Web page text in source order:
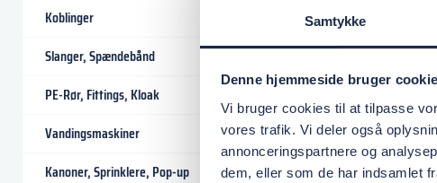
Samtykke
Denne hjemmeside bruger
Vi bruger cookies til at tilpasse
vores trafik. Vi deler også
annonceringspartnere og
dem, eller som de har indsamlet
Koblinger
Slanger, Spændebånd
PE-Rør, Fittings, Kloak
Vandingsmaskiner
Kanoner, Sprinklere, Pop-up